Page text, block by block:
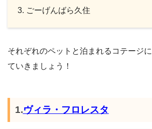
ごーげんばら久住
それぞれのペットと泊まれるコテージ
ていきましょう！
1.ヴィラ・フロレスタ